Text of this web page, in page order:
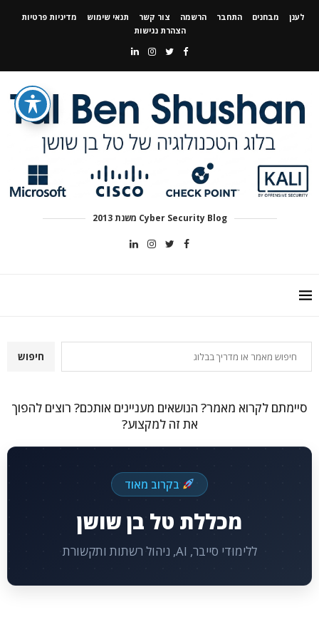
לענן מבחנים התחבר הרשמה צור קשר תנאי שימוש
מדיניות פרטיות
הצהרת נגישות
Cyber Security Blog משנת 2013
חיפוש
סיימתם לקרוא מאמר? הנושאים מעניינים אותכם? רוצים להפוך
את זה למקצוע?
בקרוב מאוד
מכללת טל בן שושן
ללימודי סייבר, AI, ניהול רשתות ותקשורת